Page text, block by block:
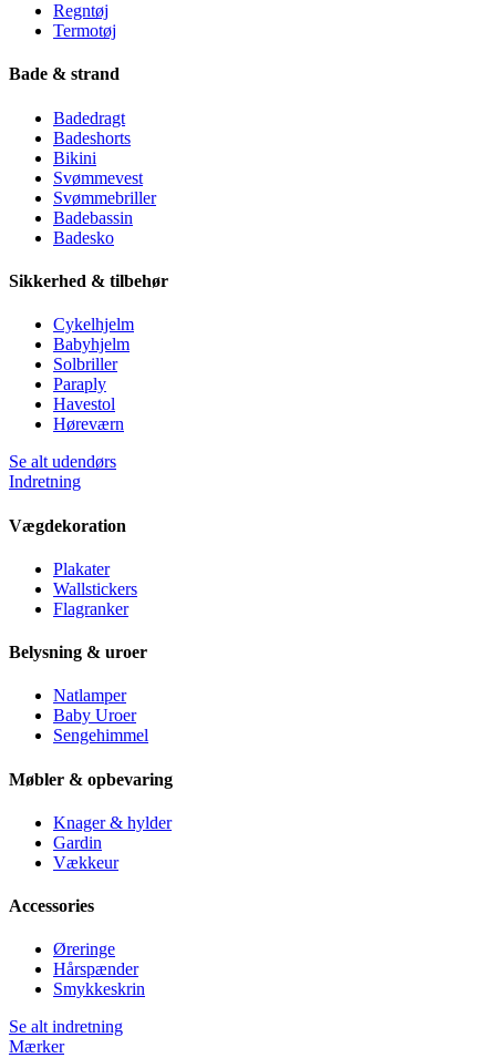
Regntøj
Termotøj
Bade & strand
Badedragt
Badeshorts
Bikini
Svømmevest
Svømmebriller
Badebassin
Badesko
Sikkerhed & tilbehør
Cykelhjelm
Babyhjelm
Solbriller
Paraply
Havestol
Høreværn
Se alt udendørs
Indretning
Vægdekoration
Plakater
Wallstickers
Flagranker
Belysning & uroer
Natlamper
Baby Uroer
Sengehimmel
Møbler & opbevaring
Knager & hylder
Gardin
Vækkeur
Accessories
Øreringe
Hårspænder
Smykkeskrin
Se alt indretning
Mærker